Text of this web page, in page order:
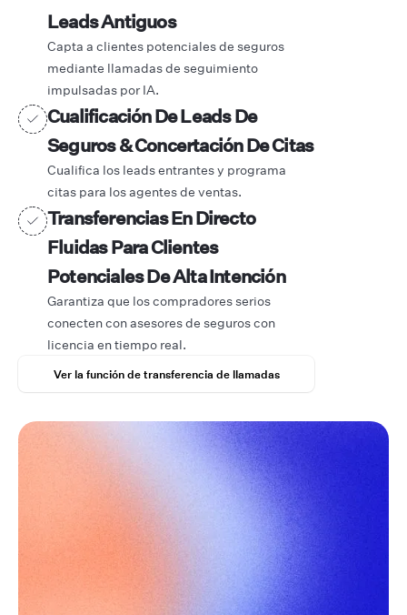
Leads Antiguos
Capta a clientes potenciales de seguros
mediante llamadas de seguimiento
impulsadas por IA.
Cualificación De Leads De
Seguros & Concertación De Citas
Cualifica los leads entrantes y programa
citas para los agentes de ventas.
Transferencias En Directo
Fluidas Para Clientes
Potenciales De Alta Intención
Garantiza que los compradores serios
conecten con asesores de seguros con
licencia en tiempo real.
Ver la función de transferencia de llamadas